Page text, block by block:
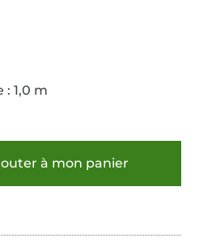
1,0 m
à mon panier